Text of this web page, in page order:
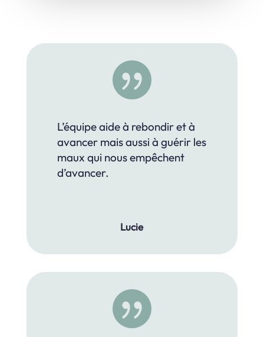

L’équipe aide à rebondir et à
avancer mais aussi à guérir les
maux qui nous empêchent
d’avancer.
Lucie
